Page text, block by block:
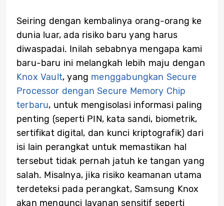
Seiring dengan kembalinya orang-orang ke
dunia luar, ada risiko baru yang harus
diwaspadai. Inilah sebabnya mengapa kami
baru-baru ini melangkah lebih maju dengan
Knox Vault, yang menggabungkan Secure
Processor dengan Secure Memory Chip
terbaru, untuk mengisolasi informasi paling
penting (seperti PIN, kata sandi, biometrik,
sertifikat digital, dan kunci kriptografik) dari
isi lain perangkat untuk memastikan hal
tersebut tidak pernah jatuh ke tangan yang
salah. Misalnya, jika risiko keamanan utama
terdeteksi pada perangkat, Samsung Knox
akan mengunci layanan sensitif seperti